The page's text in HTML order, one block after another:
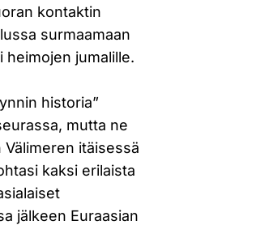
kontaktin
surmaamaan
heimojen jumalille.
historia”
mutta ne
itäisessä
kaksi erilaista
jälkeen Euraasian